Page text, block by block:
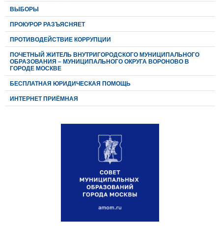
ВЫБОРЫ
ПРОКУРОР РАЗЪЯСНЯЕТ
ПРОТИВОДЕЙСТВИЕ КОРРУПЦИИ
ПОЧЕТНЫЙ ЖИТЕЛЬ ВНУТРИГОРОДСКОГО МУНИЦИПАЛЬНОГО
ОБРАЗОВАНИЯ – МУНИЦИПАЛЬНОГО ОКРУГА ВОРОНОВО В
ГОРОДЕ МОСКВЕ
БЕСПЛАТНАЯ ЮРИДИЧЕСКАЯ ПОМОЩЬ
ИНТЕРНЕТ ПРИЁМНАЯ